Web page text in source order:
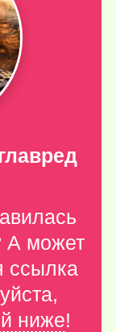
А может
ссылка
ниже!